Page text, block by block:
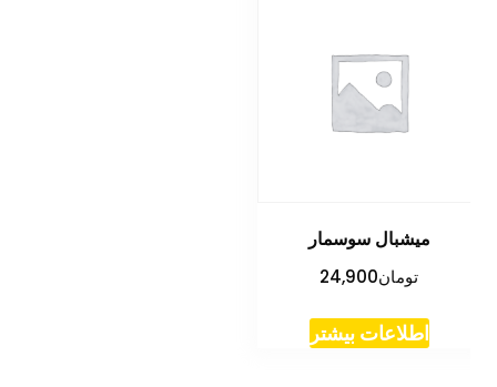
میشبال سوسمار
تومان24,900
اطلاعات بیشتر